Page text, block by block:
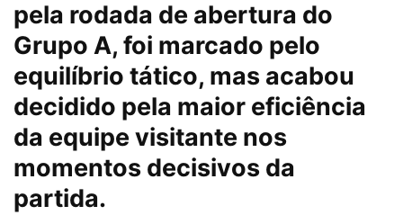
pela rodada de abertura do
Grupo A, foi marcado pelo
equilíbrio tático, mas acabou
decidido pela maior eficiência
da equipe visitante nos
momentos decisivos da
partida.